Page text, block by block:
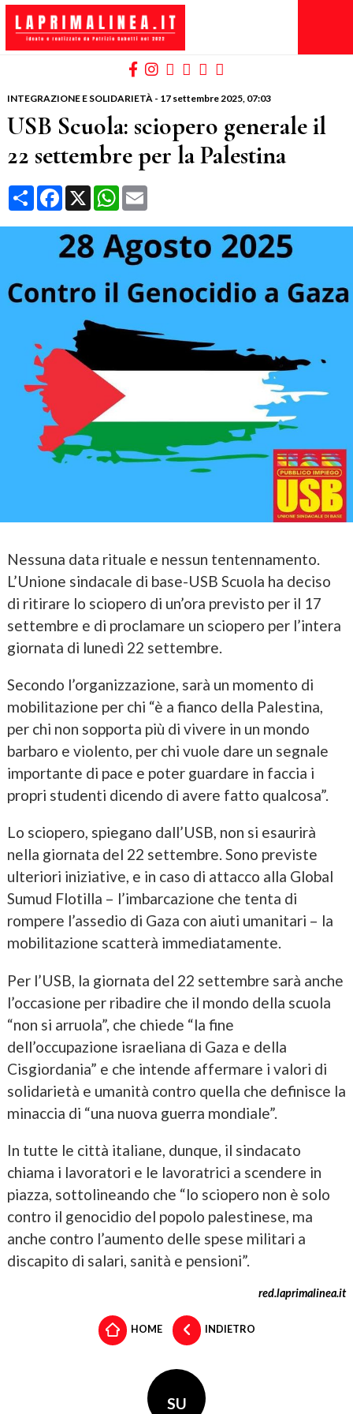
INTEGRAZIONE E SOLIDARIETÀ- 17 settembre 2025, 07:03
USB Scuola: sciopero generale il
22 settembre per la Palestina
CondividiFacebook
X WhatsApp
Email
Nessuna data rituale e nessun tentennamento.
L’Unione sindacale di base-USB Scuola ha deciso
di ritirare lo sciopero di un’ora previsto per il 17
settembre e di proclamare un sciopero per l’intera
giornata di lunedì 22 settembre.
Secondo l’organizzazione, sarà un momento di
mobilitazione per chi “è a fianco della Palestina,
per chi non sopporta più di vivere in un mondo
barbaro e violento, per chi vuole dare un segnale
importante di pace e poter guardare in faccia i
propri studenti dicendo di avere fatto qualcosa”.
Lo sciopero, spiegano dall’USB, non si esaurirà
nella giornata del 22 settembre. Sono previste
ulteriori iniziative, e in caso di attacco alla Global
Sumud Flotilla – l’imbarcazione che tenta di
rompere l’assedio di Gaza con aiuti umanitari – la
mobilitazione scatterà immediatamente.
Per l’USB, la giornata del 22 settembre sarà anche
l’occasione per ribadire che il mondo della scuola
“non si arruola”, che chiede “la fine
dell’occupazione israeliana di Gaza e della
Cisgiordania” e che intende affermare i valori di
solidarietà e umanità contro quella che definisce la
minaccia di “una nuova guerra mondiale”.
In tutte le città italiane, dunque, il sindacato
chiama i lavoratori e le lavoratrici a scendere in
piazza, sottolineando che “lo sciopero non è solo
contro il genocidio del popolo palestinese, ma
anche contro l’aumento delle spese militari a
discapito di salari, sanità e pensioni”.
red.laprimalinea.it
HOME INDIETRO
SU